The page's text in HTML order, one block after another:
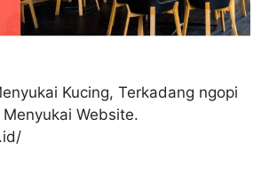
Kucing, Terkadang ngopi
Website.